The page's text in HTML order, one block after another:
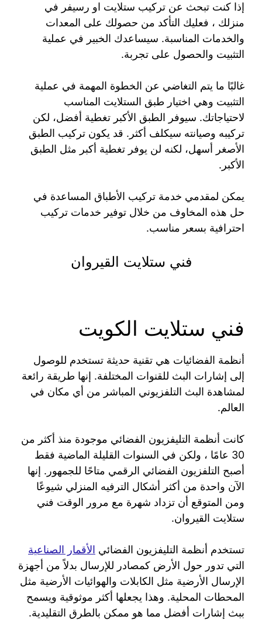
إذا كنت تبحث عن تركيب ستلايت او رسيفر في
منزلك ، فعليك التأكد من حصولك على المعدات
والخدمات المناسبة. سيساعدك الخبير في عملية
التثبيت والحصول على تجربة.
غالبًا ما يتم التغاضي عن الخطوة المهمة في عملية
التثبيت وهي اختيار طبق الستلايت المناسب
لاحتياجاتك. سيوفر الطبق الأكبر تغطية أفضل، لكن
تركيبه وصيانته سيكلف أكثر. قد يكون تركيب الطبق
الأصغر أسهل، لكنه لن يوفر تغطية أكبر مثل الطبق
الأكبر.
يمكن لمقدمي خدمة تركيب الأطباق المساعدة في
حل هذه المخاوف من خلال توفير خدمات تركيب
احترافية بسعر مناسب.
فني ستلايت القيروان
فني ستلايت الكويت
أنظمة الفضائيات هي تقنية حديثة تستخدم للوصول
إلى إشارات البث للقنوات المختلفة. إنها طريقة رائعة
لمشاهدة البث التلفزيوني المباشر من أي مكان في
العالم.
كانت أنظمة التليفزيون الفضائي موجودة منذ أكثر من
30 عامًا ، ولكن في السنوات القليلة الماضية فقط
أصبح التلفزيون الفضائي الرقمي متاحًا للجمهور. إنها
الآن واحدة من أكثر أشكال الترفيه المنزلي شيوعًا
ومن المتوقع أن تزداد شهرة مع مرور الوقت فني
ستلايت القيروان.
تستخدم أنظمة التليفزيون الفضائي الأقمار الصناعية
التي تدور حول الأرض كمصادر للإرسال بدلاً من أجهزة
الإرسال الأرضية مثل الكابلات والهوائيات الأرضية مثل
المحطات المحلية. وهذا يجعلها أكثر موثوقية ويسمح
ببث إشارات أفضل مما هو ممكن بالطرق التقليدية.